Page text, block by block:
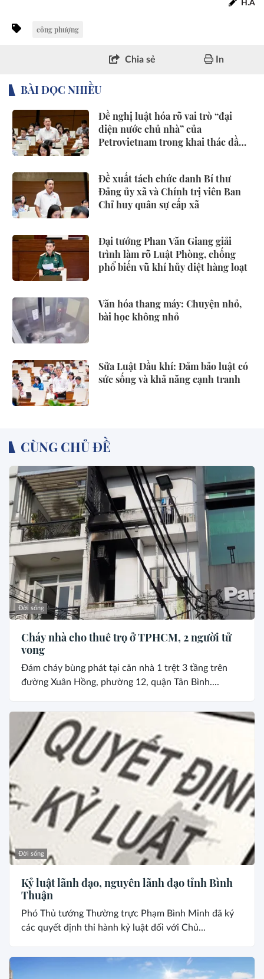
H.A
công phượng
Chia sẻ In
BÀI ĐỌC NHIỀU
Đề nghị luật hóa rõ vai trò “đại
diện nước chủ nhà” của
Petrovietnam trong khai thác dầu
Đề xuất tách chức danh Bí thư
Đảng ủy xã và Chính trị viên Ban
Chỉ huy quân sự cấp xã
Đại tướng Phan Văn Giang giải
trình làm rõ Luật Phòng, chống
phổ biến vũ khí hủy diệt hàng loạt
Văn hóa thang máy: Chuyện nhỏ,
bài học không nhỏ
Sửa Luật Dầu khí: Đảm bảo luật có
sức sống và khả năng cạnh tranh
CÙNG CHỦ ĐỀ
Đời sống
Cháy nhà cho thuê trọ ở TPHCM, 2 người tử
vong
Đám cháy bùng phát tại căn nhà 1 trệt 3 tầng trên
đường Xuân Hồng, phường 12, quận Tân Bình....
Đời sống
Kỷ luật lãnh đạo, nguyên lãnh đạo tỉnh Bình
Thuận
Phó Thủ tướng Thường trực Phạm Bình Minh đã ký
các quyết định thi hành kỷ luật đối với Chủ...